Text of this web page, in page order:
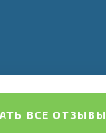
ВСЕ ОТЗЫВЫ